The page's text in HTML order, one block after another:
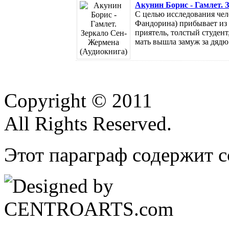
Акунин Борис - Гамлет.
С целью исследования
Фандорина) прибывает
приятель, толстый
мать вышла замуж за
Copyright © 2011
All Rights Reserved.
Этот параграф содержит